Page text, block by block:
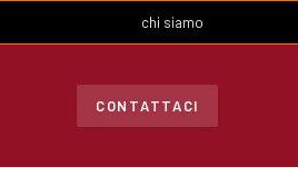
chi siamo
CONTATTACI